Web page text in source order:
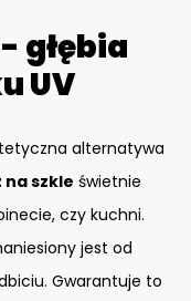
głębia
UV
alternatywa
na szkle świetnie
czy kuchni.
jest od
Gwarantuje to